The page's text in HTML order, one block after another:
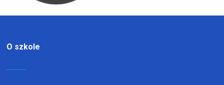
O szkole